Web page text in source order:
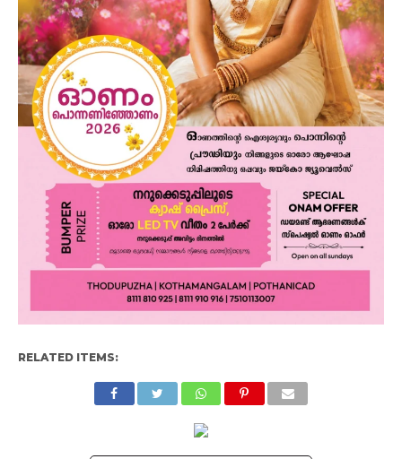
RELATED ITEMS: